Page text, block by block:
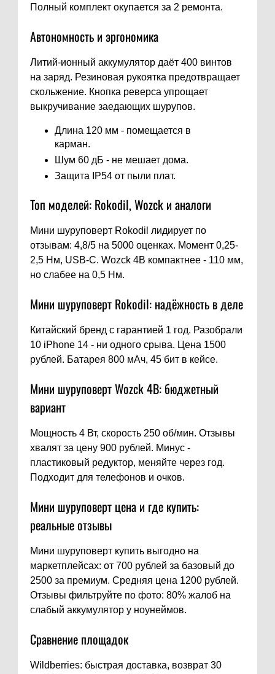
Полный комплект окупается за 2 ремонта.
Автономность и эргономика
Литий-ионный аккумулятор даёт 400 винтов
на заряд. Резиновая рукоятка предотвращает
скольжение. Кнопка реверса упрощает
выкручивание заедающих шурупов.
Длина 120 мм - помещается в
карман.
Шум 60 дБ - не мешает дома.
Защита IP54 от пыли плат.
Топ моделей: Rokodil, Wozck и аналоги
Мини шуруповерт Rokodil лидирует по
отзывам: 4,8/5 на 5000 оценках. Момент 0,25-
2,5 Нм, USB-C. Wozck 4В компактнее - 110 мм,
но слабее на 0,5 Нм.
Мини шуруповерт Rokodil: надёжность в деле
Китайский бренд с гарантией 1 год. Разобрали
10 iPhone 14 - ни одного срыва. Цена 1500
рублей. Батарея 800 мАч, 45 бит в кейсе.
Мини шуруповерт Wozck 4В: бюджетный
вариант
Мощность 4 Вт, скорость 250 об/мин. Отзывы
хвалят за цену 900 рублей. Минус -
пластиковый редуктор, меняйте через год.
Подходит для телефонов и очков.
Мини шуруповерт цена и где купить:
реальные отзывы
Мини шуруповерт купить выгодно на
маркетплейсах: от 700 рублей за базовый до
2500 за премиум. Средняя цена 1200 рублей.
Отзывы фильтруйте по фото: 80% жалоб на
слабый аккумулятор у ноунеймов.
Сравнение площадок
Wildberries: быстрая доставка, возврат 30